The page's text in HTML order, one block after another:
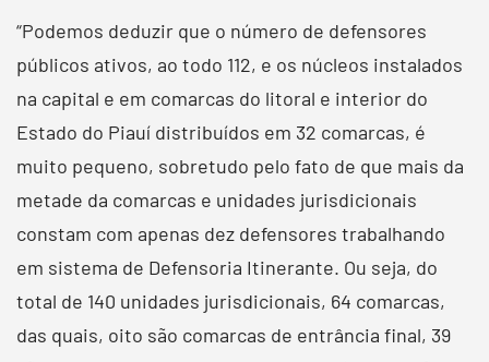
“Podemos deduzir que o número de defensores
públicos ativos, ao todo 112, e os núcleos instalados
na capital e em comarcas do litoral e interior do
Estado do Piauí distribuídos em 32 comarcas, é
muito pequeno, sobretudo pelo fato de que mais da
metade da comarcas e unidades jurisdicionais
constam com apenas dez defensores trabalhando
em sistema de Defensoria Itinerante. Ou seja, do
total de 140 unidades jurisdicionais, 64 comarcas,
das quais, oito são comarcas de entrância final, 39